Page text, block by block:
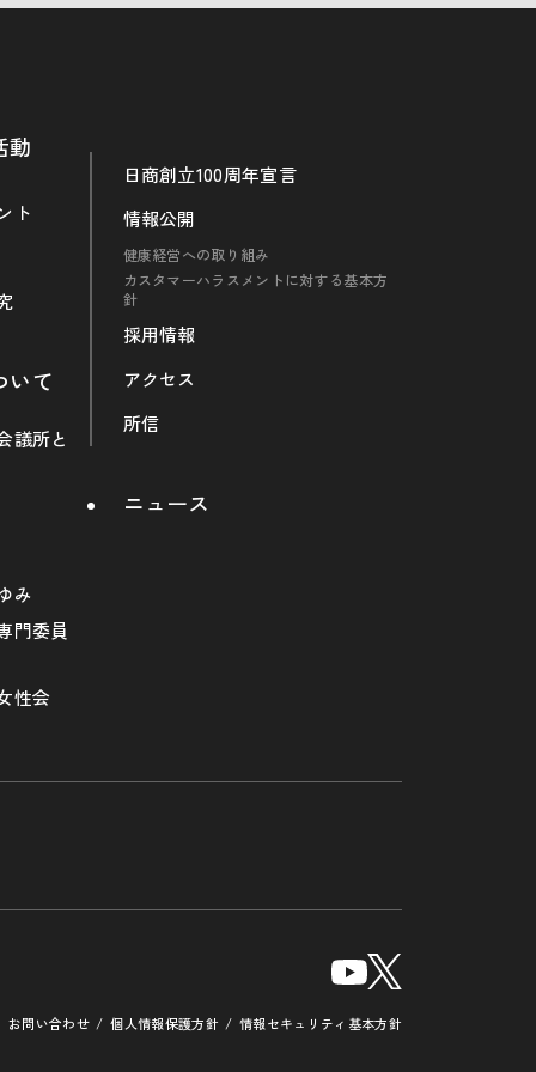
動
ト
いて
議所と
み
門委員
性会
日商創立100周年宣言
情報公開
健康経営への取り組み
カスタマーハラスメントに対する基本方
針
採用情報
アクセス
所信
ニュース
お問い合わせ 個人情報保護方針 情報セキュリティ基本方針